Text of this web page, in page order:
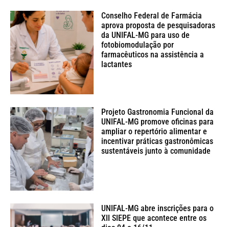
Conselho Federal de Farmácia
aprova proposta de pesquisadoras
da UNIFAL-MG para uso de
fotobiomodulação por
farmacêuticos na assistência a
lactantes
Projeto Gastronomia Funcional da
UNIFAL-MG promove oficinas para
ampliar o repertório alimentar e
incentivar práticas gastronômicas
sustentáveis junto à comunidade
UNIFAL-MG abre inscrições para o
XII SIEPE que acontece entre os